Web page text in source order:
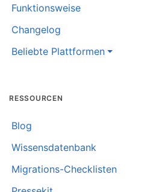
Funktionsweise
Changelog
Beliebte Plattformen
RESSOURCEN
Blog
Wissensdatenbank
Migrations-Checklisten